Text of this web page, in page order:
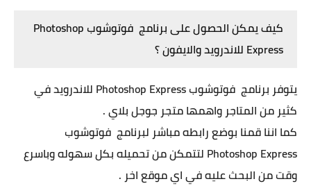
كيف يمكن الحصول على برنامج فوتوشوب Photoshop
Express للاندرويد والايفون ؟
يتوفر برنامج فوتوشوب Photoshop Express للاندرويد في
كثير من المتاجر واهمها متجر جوجل بلاي .
كما اننا قمنا بوضع رابطه مباشر لبرنامج فوتوشوب
Photoshop Express لتتمكن من تحميله بكل سهوله وباسرع
وقت من البحث عليه في اي موقع اخر .